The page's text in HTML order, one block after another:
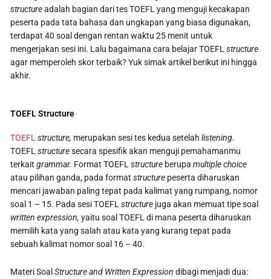
structureadalah bagian dari tes TOEFL yang menguji kecakapan
peserta pada tata bahasa dan ungkapan yang biasa digunakan,
terdapat 40 soal dengan rentan waktu 25 menit untuk
mengerjakan sesi ini. Lalu bagaimana cara belajar TOEFLstructure
agar memperoleh skor terbaik? Yuk simak artikel berikut ini hingga
akhir.
TOEFL Structure
TOEFLstructure, merupakan sesi tes kedua setelahlistening.
TOEFLstructuresecara spesifik akan menguji pemahamanmu
terkaitgrammar. Format TOEFLstructure berupamultiple choice
atau pilihan ganda, pada formatstructure peserta diharuskan
mencari jawaban paling tepat pada kalimat yang rumpang, nomor
soal 1 – 15. Pada sesi TOEFLstructure juga akan memuat tipe soal
written expression,yaitu soal TOEFL di mana peserta diharuskan
memilih kata yang salah atau kata yang kurang tepat pada
sebuah kalimat nomor soal 16 – 40.
Materi SoalStructure and Written Expression dibagi menjadi dua: